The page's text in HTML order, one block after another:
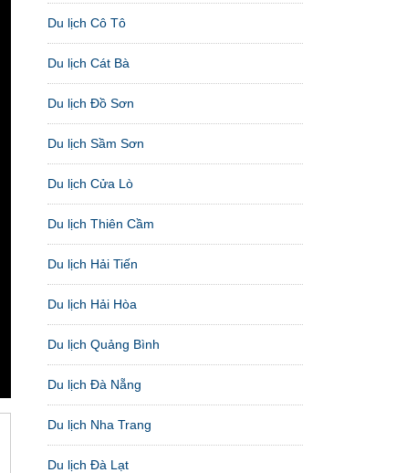
Du lịch Cô Tô
Du lịch Cát Bà
Du lịch Đồ Sơn
Du lịch Sầm Sơn
Du lịch Cửa Lò
Du lịch Thiên Cầm
Du lịch Hải Tiến
Du lịch Hải Hòa
Du lịch Quảng Bình
Du lịch Đà Nẵng
Du lịch Nha Trang
Du lịch Đà Lạt